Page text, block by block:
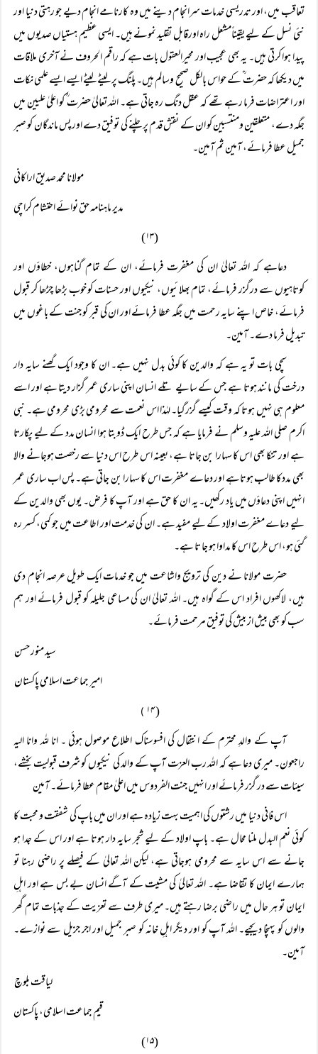
تعاقب میں، اور تدریسی خدمات سرانجام دینے میں وہ کارنامے انجام دیے جو رہتی دنیا اور
نئی نسل کے لیے یقیناًمشعل راہ اورقابل تقلید نمونے ہیں۔ ایسی عظیم ہستیاں صدیوں میں
پیدا ہوا کرتی ہیں۔ یہ بھی عجیب اور محیرالعقول بات ہے کہ راقم الحروف نے آخری ملاقات
میں دیکھا کہ حضرت ؒ کے حواس بالکل صحیح وسالم ہیں۔ پلنگ پر لیٹے لیٹے ایسے ایسے علمی نکات
اور اعتراضات فرما رہے تھے کہ عقل دنگ رہ جاتی ہے۔ اللہ تعالیٰ حضرت ؒ کو اعلیٰ علیین میں
جگہ دے، متعلقین ومنتسبین کو ان کے نقش قدم پر چلنے کی توفیق دے اور پس ماندگان کو صبر
جمیل عطا فرمائے، آمین ثم آمین۔
مولانا محمد صدیق اراکانی
مدیر ماہنامہ حق نوائے احتشام کراچی
(۱۳)
دعاہے کہ اللہ تعالیٰ ان کی مغفرت فرمائے، ان کے تمام گناہوں، خطاؤں اور
کوتاہیوں سے درگزر فرمائے، تمام بھلائیوں، نیکیوں اور حسنات کو خوب بڑھا چڑھا کر قبول
فرمائے، خاص اپنے سایہ رحمت میں جگہ عطا فرمائے اور ان کی قبر کو جنت کے باغوں میں
تبدیل فرما دے۔ آمین۔
سچی بات تو یہ ہے کہ والدین کا کوئی بدل نہیں ہے۔ ان کا وجود ایک گھنے سایہ دار
درخت کی مانند ہوتا ہے جس کے سایے تلے انسان اپنی ساری عمر گزار دیتا ہے اور اسے
معلوم ہی نہیں ہوتا کہ وقت کیسے گزرگیا۔ لہٰذا اس نعمت سے محرومی بڑی محرومی ہے۔ نبی
اکرم صلی اللہ علیہ وسلم نے فرمایا ہے کہ جس طرح ایک ڈوبتا ہوا انسان مدد کے لیے پکارتا
ہے اور تنکا بھی اس کا سہارا بن جاتا ہے، بعینہ اس طرح اس دنیا سے رخصت ہوجانے والا
بھی مددکا طالب ہوتاہے اور دعاے مغفرت اس کا سہارا بن جاتی ہے۔ پس اب ساری عمر
انہیں اپنی دعاؤں میں یاد رکھیں۔ یہ ان کا حق ہے اور آپ کا فرض۔ یوں بھی والدین کے
لیے دعاے مغفرت اولاد کے لیے مفید ہے۔ ان کی خدمت اور اطاعت میں جو کمی، کسر رہ
گئی ہو، اس طرح اس کا مداوا ہو جا تا ہے۔
حضرت مولانا نے دین کی ترویج واشاعت میں جو خدمات ایک طویل عرصہ انجام دی
ہیں، لاکھوں افراد اس کے گواہ ہیں۔ اللہ تعالیٰ ان کی مساعی جلیلہ کو قبول فرمائے اور ہم
سب کو بھی بیش از بیش کی توفیق مرحمت فرمائے۔
سید منور حسن
امیر جماعت اسلامی پاکستان
( ۱۴
)
آپ کے والدِ محترم کے انتقال کی افسوسناک اطلاع موصول ہوئی ۔ انا للہ وانا الیہ
راجعون۔ میری دعا ہے کہ اللہ رب العزت آپ کے والد کی نیکیوں کو شرف قبولیت بخشے،
سیئات سے در گزر فرمائے اور انہیں جنت الفردوس میں اعلیٰ مقام عطا فرمائے۔ آمین
اس فانی دنیا میں رشتوں کی اہمیت بہت زیادہ ہے اور ان میں باپ کی شفقت و محبت کا
کوئی نعم البدل ملنا محال ہے۔ باپ اولاد کے لیے شجر سایہ دار ہوتا ہے اور اس کے جدا ہو
جانے سے اس سایہ سے محرومی ہوجاتی ہے، لیکن اللہ تعالیٰ کے فیصلے پر راضی رہنا تو
ہمارے ایمان کا تقاضا ہے۔ اللہ تعالیٰ کی مشیت کے آگے انسان بے بس ہے اور اہلِ
ایمان تو ہر حال میں راضی برضا رہتے ہیں۔ میری طرف سے تعزیت کے جذبات تمام گھر
والوں کو پہنچا دیجیے۔ اللہ آپ کو اور دیگر اہلِ خانہ کو صبر جمیل اور اجر جزیل سے نوازے۔
آمین۔
لیاقت بلوچ
قیم جماعت اسلامی، پاکستان
(۱۵)